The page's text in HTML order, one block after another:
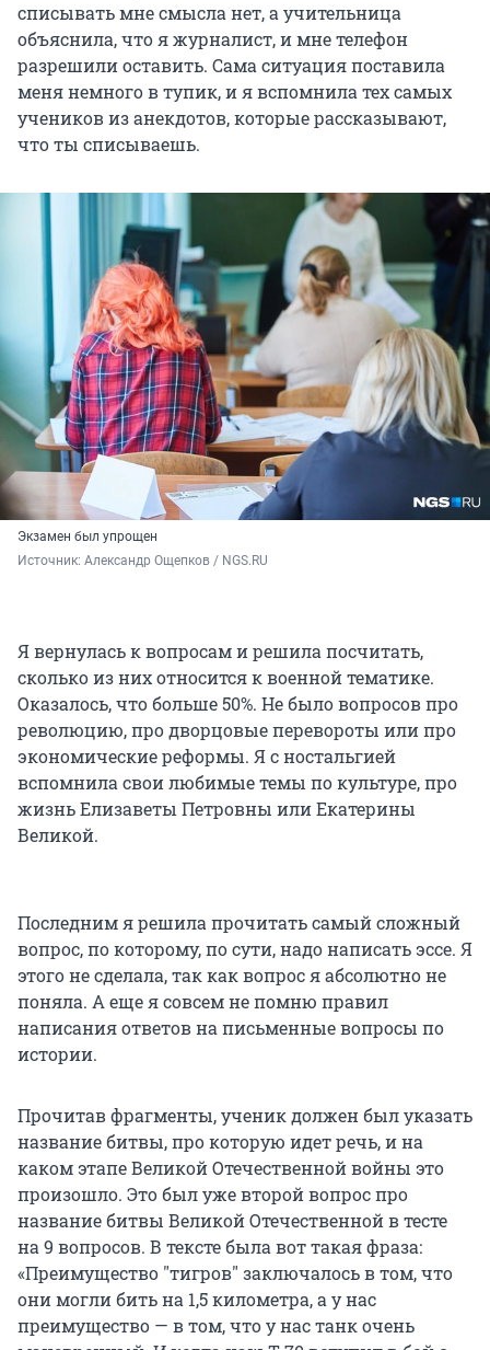
списывать мне смысла нет, а учительница
объяснила, что я журналист, и мне телефон
разрешили оставить. Сама ситуация поставила
меня немного в тупик, и я вспомнила тех самых
учеников из анекдотов, которые рассказывают,
что ты списываешь.
Экзамен был упрощен
Источник: Александр Ощепков / NGS.RU
Я вернулась к вопросам и решила посчитать,
сколько из них относится к военной тематике.
Оказалось, что больше 50%. Не было вопросов про
революцию, про дворцовые перевороты или про
экономические реформы. Я с ностальгией
вспомнила свои любимые темы по культуре, про
жизнь Елизаветы Петровны или Екатерины
Великой.
Последним я решила прочитать самый сложный
вопрос, по которому, по сути, надо написать эссе. Я
этого не сделала, так как вопрос я абсолютно не
поняла. А еще я совсем не помню правил
написания ответов на письменные вопросы по
истории.
Прочитав фрагменты, ученик должен был указать
название битвы, про которую идет речь, и на
каком этапе Великой Отечественной войны это
произошло. Это был уже второй вопрос про
название битвы Великой Отечественной в тесте
на 9 вопросов. В тексте была вот такая фраза:
«Преимущество "тигров" заключалось в том, что
они могли бить на 1,5 километра, а у нас
преимущество — в том, что у нас танк очень